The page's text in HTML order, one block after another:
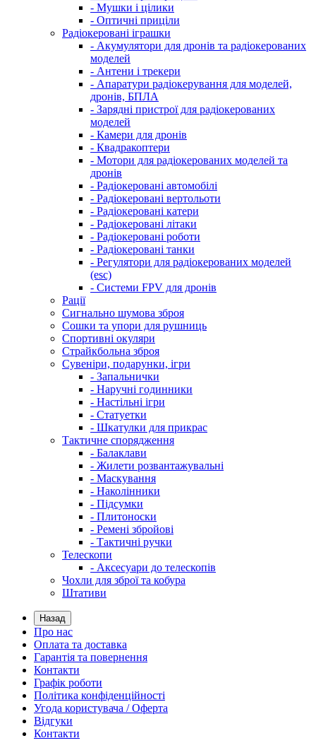
- Мушки і цілики
- Оптичні приціли
Радіокеровані іграшки
- Акумулятори для дронів та радіокерованих
моделей
- Антени і трекери
- Апаратури радіокерування для моделей,
дронів, БПЛА
- Зарядні пристрої для радіокерованих
моделей
- Камери для дронів
- Квадракоптери
- Мотори для радіокерованих моделей та
дронів
- Радіокеровані автомобілі
- Радіокеровані вертольоти
- Радіокеровані катери
- Радіокеровані літаки
- Радіокеровані роботи
- Радіокеровані танки
- Регулятори для радіокерованих моделей
(esc)
- Системи FPV для дронів
Рації
Сигнально шумова зброя
Сошки та упори для рушниць
Спортивні окуляри
Страйкбольна зброя
Сувеніри, подарунки, ігри
- Запальнички
- Наручні годинники
- Настільні ігри
- Статуетки
- Шкатулки для прикрас
Тактичне спорядження
- Балаклави
- Жилети розвантажувальні
- Маскування
- Наколінники
- Підсумки
- Плитоноски
- Ремені збройові
- Тактичні ручки
Телескопи
- Аксесуари до телескопів
Чохли для зброї та кобура
Штативи
Назад
Про нас
Оплата та доставка
Гарантія та повернення
Контакти
Графік роботи
Політика конфіденційності
Угода користувача / Оферта
Відгуки
Контакти